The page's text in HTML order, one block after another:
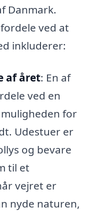
Danmark.
ved at
inkluderer:
af året: En af
ved en
for
Udestuer er
og bevare
til et
vejret er
nyde naturen,